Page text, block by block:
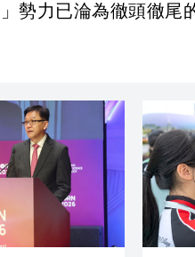
勢力已淪為徹頭徹尾